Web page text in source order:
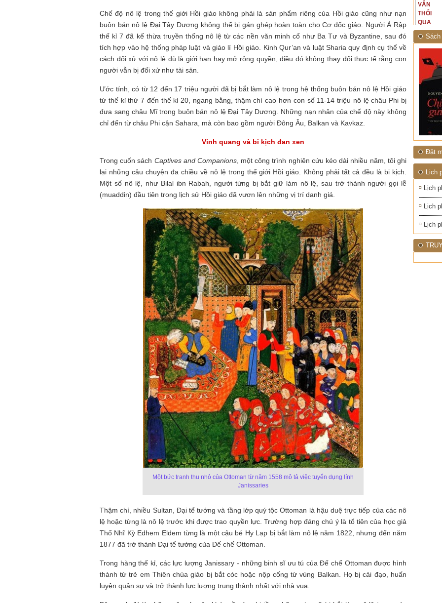
Chế độ nô lệ trong thế giới Hồi giáo không phải là sản phẩm riêng của Hồi giáo cũng như nạn
buôn bán nô lệ Đại Tây Dương không thể bị gán ghép hoàn toàn cho Cơ đốc giáo. Người Ả Rập
thế kỉ 7 đã kế thừa truyền thống nô lệ từ các nền văn minh cổ như Ba Tư và Byzantine, sau đó
tích hợp vào hệ thống pháp luật và giáo lí Hồi giáo. Kinh Qur’an và luật Sharia quy định cụ thể về
cách đối xử với nô lệ dù là giới hạn hay mở rộng quyền, điều đó không thay đổi thực tế rằng con
người vẫn bị đối xử như tài sản.
Ước tính, có từ 12 đến 17 triệu người đã bị bắt làm nô lệ trong hệ thống buôn bán nô lệ Hồi giáo
từ thế kỉ thứ 7 đến thế kỉ 20, ngang bằng, thậm chí cao hơn con số 11-14 triệu nô lệ châu Phi bị
đưa sang châu Mĩ trong buôn bán nô lệ Đại Tây Dương. Những nạn nhân của chế độ này không
chỉ đến từ châu Phi cận Sahara, mà còn bao gồm người Đông Âu, Balkan và Kavkaz.
Vinh quang và bi kịch đan xen
Trong cuốn sách Captives and Companions, một công trình nghiên cứu kéo dài nhiều năm, tôi ghi
lại những câu chuyện đa chiều về nô lệ trong thế giới Hồi giáo. Không phải tất cả đều là bi kịch.
Một số nô lệ, như Bilal ibn Rabah, người từng bị bắt giữ làm nô lệ, sau trở thành người gọi lễ
(muaddin) đầu tiên trong lịch sử Hồi giáo đã vươn lên những vị trí danh giá.
Một bức tranh thu nhỏ của Ottoman từ năm 1558 mô tả việc tuyển dụng lính
Janissaries
Thậm chí, nhiều Sultan, Đại tể tướng và tầng lớp quý tộc Ottoman là hậu duệ trực tiếp của các nô
lệ hoặc từng là nô lệ trước khi được trao quyền lực. Trường hợp đáng chú ý là tổ tiên của học giả
Thổ Nhĩ Kỳ Edhem Eldem từng là một cậu bé Hy Lạp bị bắt làm nô lệ năm 1822, nhưng đến năm
1877 đã trở thành Đại tể tướng của Đế chế Ottoman.
Trong hàng thế kỉ, các lực lượng Janissary - những binh sĩ ưu tú của Đế chế Ottoman được hình
thành từ trẻ em Thiên chúa giáo bị bắt cóc hoặc nộp cống từ vùng Balkan. Họ bị cải đạo, huấn
luyện quân sự và trở thành lực lượng trung thành nhất với nhà vua.
THÁNG
TÁM
1945
VẪN
THỔI
QUA
RỪNG
NHIỆT
ĐỚI"
Đặt
Lịch
Lịch
Lịch
Lịch